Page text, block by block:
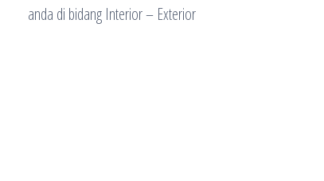
anda di bidang Interior – Exterior